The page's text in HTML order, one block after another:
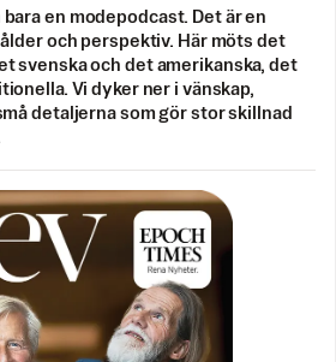
en modepodcast. Det är en
och perspektiv. Här möts det
svenska och det amerikanska, det
Vi dyker ner i vänskap,
detaljerna som gör stor skillnad